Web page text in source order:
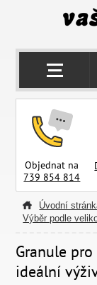
Objednat na
739 854 814
Úvodní
Výběr podle
Granule
ideální